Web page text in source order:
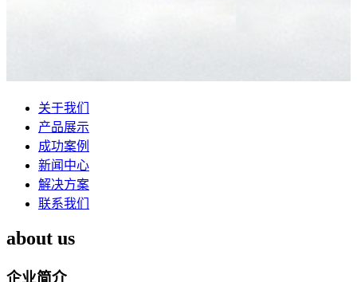
关于我们
产品展示
成功案例
新闻中心
解决方案
联系我们
about us
企业简介